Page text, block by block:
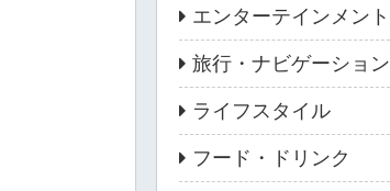
エンターテインメント
旅行・ナビゲーション
ライフスタイル
フード・ドリンク